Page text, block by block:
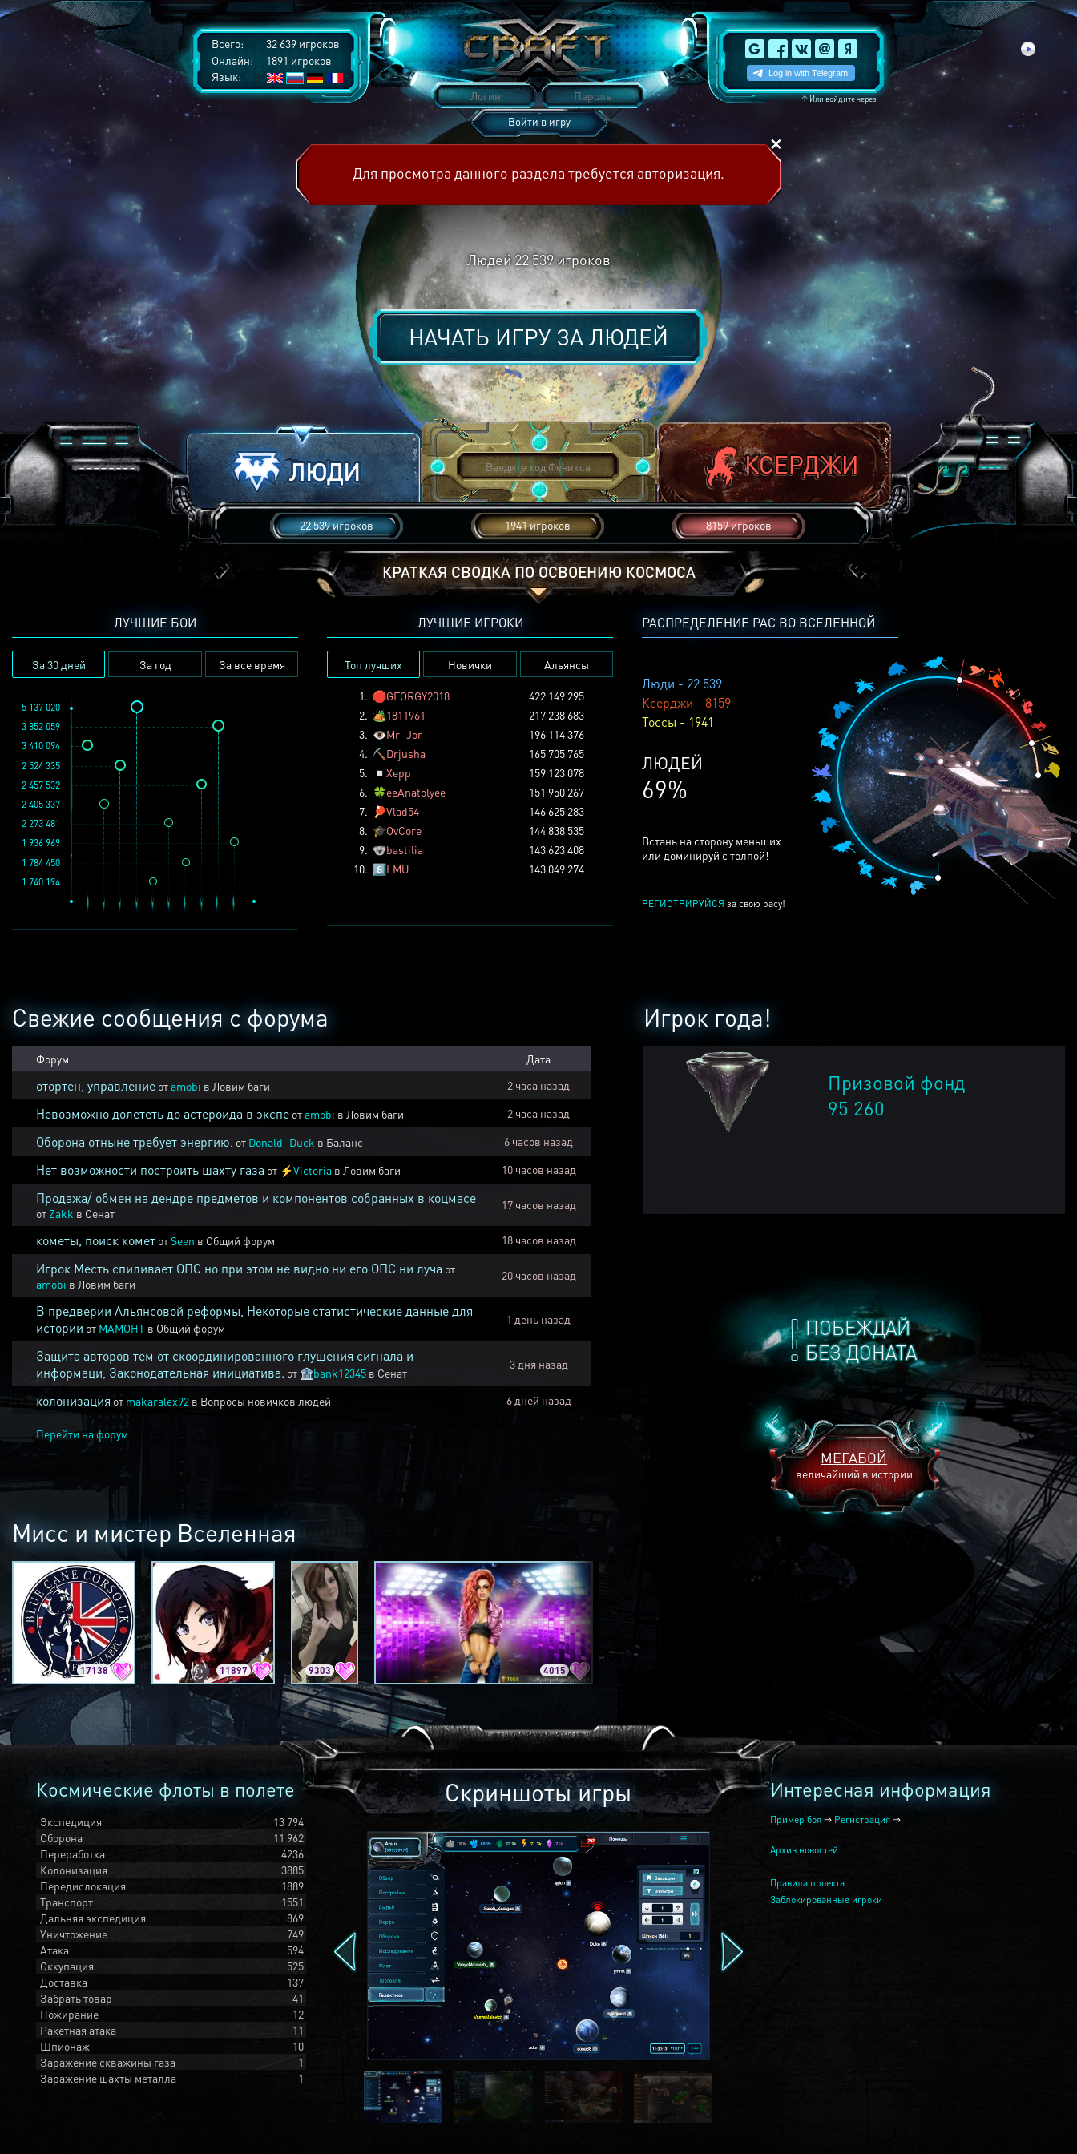
Всего:
32 639 игроков
Онлайн:
1891 игроков
Язык:
↑Или войдите через
Войти в игру
Для просмотра данного раздела требуется авторизация.
Людей 22 539игроков
НАЧАТЬ ИГРУ ЗАЛЮДЕЙ
22 539 игроков 1941 игроков 8159 игроков
КРАТКАЯ СВОДКА ПО ОСВОЕНИЮ КОСМОСА
РАСПРЕДЕЛЕНИЕ РАС ВО ВСЕЛЕННОЙ
Люди - 22 539
Ксерджи - 8159
Тоссы - 1941
КСЕРДЖЕЙ
24%
Встань на сторону меньших
или доминируй с толпой!
РЕГИСТРИРУЙСЯ за свою расу!
ЛУЧШИЕ БОИ
За 30 дней За год За все время
1 936 969
3 852 059
2 457 532
1 784 450
2 273 481
1 740 194
5 137 020
2 524 335
2 405 337
3 410 094
ЛУЧШИЕ ИГРОКИ
Топ лучших Новички Альянсы
1. 🛑GEORGY2018
422 149 295
2. 🏕️1811961
217 238 683
3. 👁️Mr_Jor
196 114 376
4. ⛏️ Drjusha
165 705 765
5.
◽ Xepp
159 123 078
6. 🍀eeAnatolyee
151 950 267
7.
🏓Vlad54
146 625 283
8. 🎓OvCore
144 838 535
9. 🐨bastilia
143 623 408
10. 8️⃣LMU 143 049 274
ПОБЕЖДАЙ
БЕЗ ДОНАТА
МЕГАБОЙ
величайший в истории
Игрок года!
Призовой фонд
95 260
Свежие сообщения с форума
Форум Дата
отортен, управление отamobi в Ловим баги 2 часа назад
Невозможно долететь до астероида в экспе отamobi в Ловим баги 2 часа назад
Оборона отныне требует энергию. от Donald_Duck в Баланс 6 часов назад
Нет возможности построить шахту газа от ⚡Victoria в Ловим баги 10 часов назад
Продажа/ обмен на дендре предметов и компонентов собранных в коцмасе
от Zakk в Сенат
17 часов назад
кометы, поиск комет отSeen в Общий форум 18 часов назад
Игрок Месть спиливает ОПС но при этом не видно ни его ОПС ни луча от
amobi в Ловим баги
20 часов назад
В предверии Альянсовой реформы, Некоторые статистические данные для
истории от MAMOHT в Общий форум
1 день назад
Защита авторов тем от скоординированного глушения сигнала и
информаци, Законодательная инициатива. от 🏦bank12345 в Сенат
3 дня назад
колонизация от makaralex92 в Вопросы новичков людей 6 дней назад
Перейти на форум
Мисс и мистер Вселенная
17138 11897 9303 4015 2240
Космические флоты в полете
Экспедиция
13 794
Оборона
11 962
Переработка
4236
Колонизация
3885
Передислокация
1889
Транспорт
1551
Дальняя экспедиция
869
Уничтожение
749
Атака
594
Оккупация
525
Доставка
137
Забрать товар
41
Пожирание
12
Ракетная атака
11
Шпионаж
10
Заражение скважины газа
1
Заражение шахты металла
1
Скриншоты игры Интересная информация
Пример боя ⇒ Регистрация ⇒
Архив новостей
Правила проекта
Заблокированные игроки